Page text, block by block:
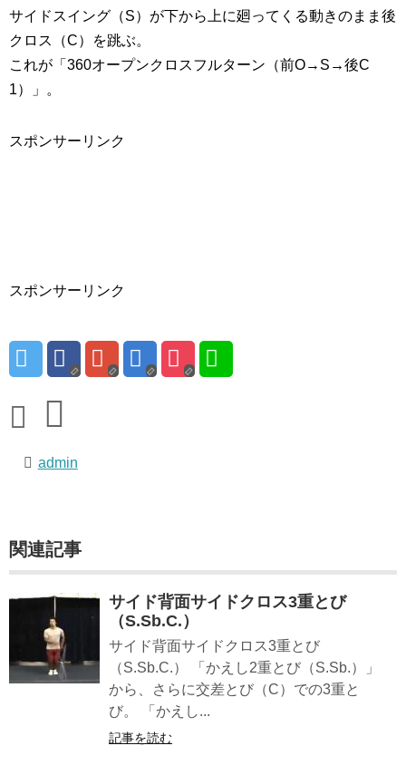
サイドスイング（S）が下から上に廻ってくる動きのまま後
クロス（C）を跳ぶ。
これが「360オープンクロスフルターン（前O→S→後C
1）」。
スポンサーリンク
スポンサーリンク
admin
関連記事
サイド背面サイドクロス3重とび
（S.Sb.C.）
サイド背面サイドクロス3重とび
（S.Sb.C.） 「かえし2重とび（S.Sb.）」
から、さらに交差とび（C）での3重と
び。 「かえし...
記事を読む